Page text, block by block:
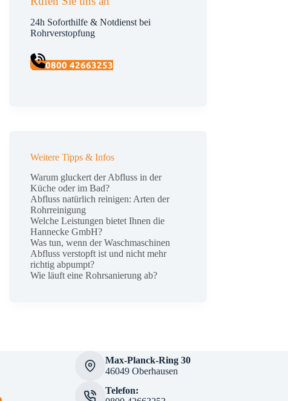
24h Soforthilfe & Notdienst bei
Rohrverstopfung
0800 42663253
Weitere Tipps & Infos
Warum gluckert der Abfluss in der
Küche oder im Bad?
Abfluss natürlich reinigen: Arten der
Rohrreinigung
Welche Leistungen bietet Ihnen die
Hannecke GmbH?
Was tun, wenn der Waschmaschinen
Abfluss verstopft ist und nicht mehr
richtig abpumpt?
Wie läuft eine Rohrsanierung ab?
Max-Planck-Ring 30
46049 Oberhausen
Telefon: